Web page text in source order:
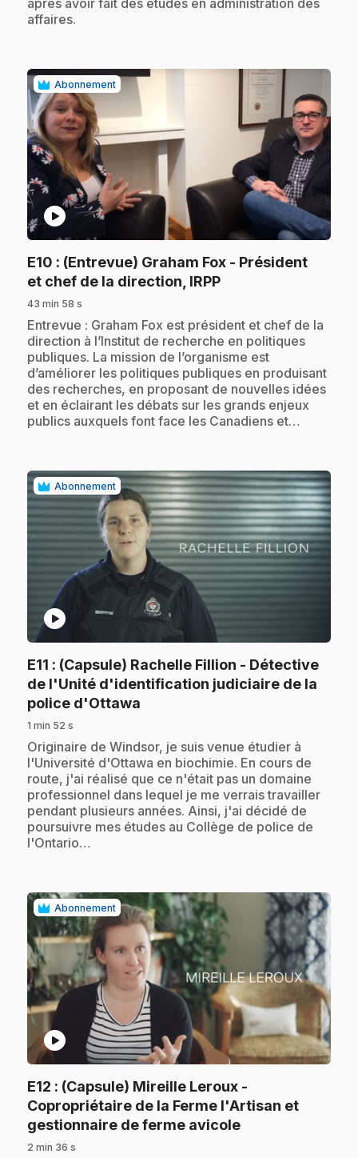
affaires.
Abonnement
play_circle
E10 : (Entrevue) Graham Fox - Président
et chef de la direction, IRPP.
43 min 58 s
.Entrevue : Graham Fox est président et chef de la
direction à l’Institut de recherche en politiques
publiques. La mission de l’organisme est
d’améliorer les politiques publiques en produisant
des recherches, en proposant de nouvelles idées
et en éclairant les débats sur les grands enjeux
publics auxquels font face les Canadiens et…
Abonnement
play_circle
E11 : (Capsule) Rachelle Fillion - Détective
de l'Unité d'identification judiciaire de la
police d'Ottawa
1 min 52 s
.Originaire de Windsor, je suis venue étudier à
l'Université d'Ottawa en biochimie. En cours de
route, j'ai réalisé que ce n'était pas un domaine
professionnel dans lequel je me verrais travailler
pendant plusieurs années. Ainsi, j'ai décidé de
poursuivre mes études au Collège de police de
l'Ontario…
Abonnement
play_circle
E12 : (Capsule) Mireille Leroux -
Copropriétaire de la Ferme l'Artisan et
gestionnaire de ferme avicole.
2 min 36 s